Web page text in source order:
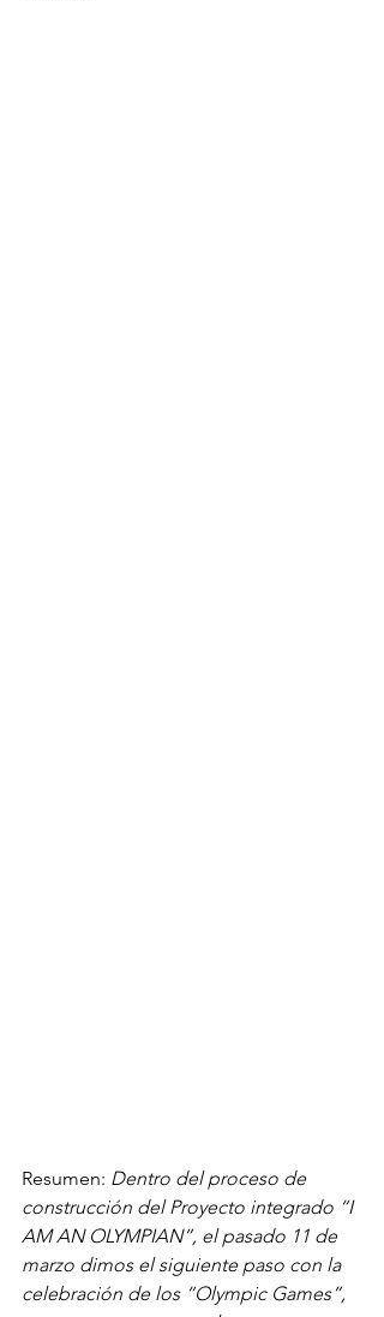
Resumen: Dentro del proceso de
construcción del Proyecto integrado “I
AM AN OLYMPIAN”, el pasado 11 de
marzo dimos el siguiente paso con la
celebración de los “Olympic Games”,